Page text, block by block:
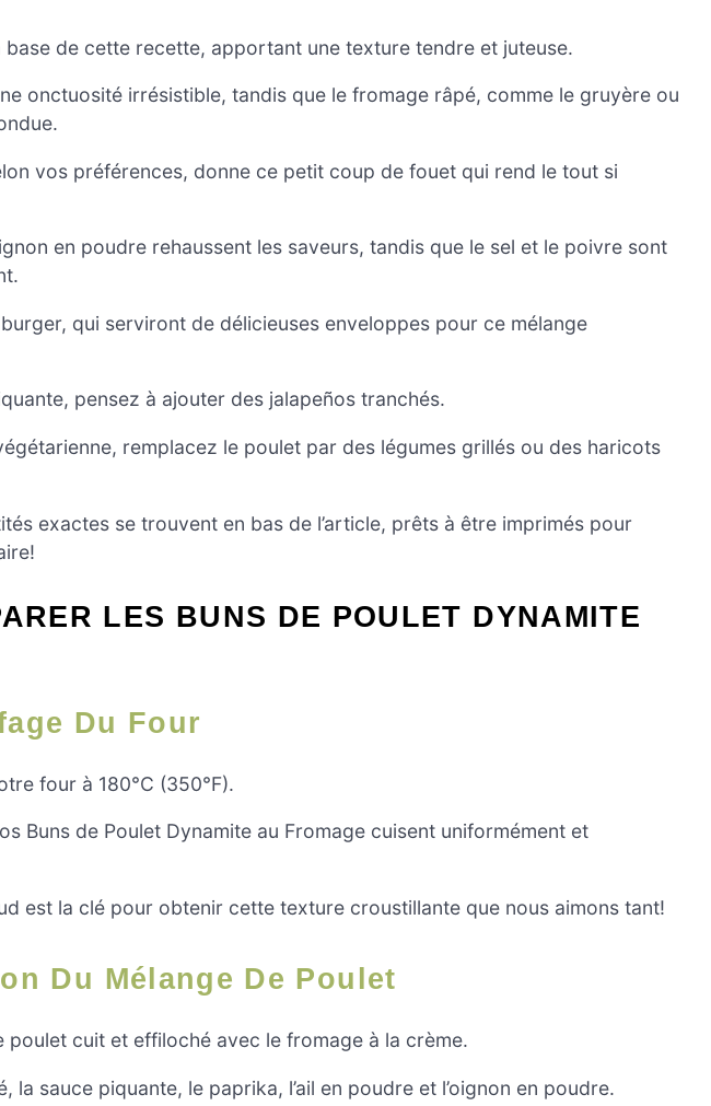
de cette recette, apportant une texture tendre et juteuse.
onctuosité irrésistible, tandis que le fromage râpé, comme le gruyère ou
vos préférences, donne ce petit coup de fouet qui rend le tout si
en poudre rehaussent les saveurs, tandis que le sel et le poivre sont
qui serviront de délicieuses enveloppes pour ce mélange
pensez à ajouter des jalapeños tranchés.
remplacez le poulet par des légumes grillés ou des haricots
exactes se trouvent en bas de l’article, prêts à être imprimés pour
LES BUNS DE POULET DYNAMITE
Du Four
four à 180°C (350°F).
Buns de Poulet Dynamite au Fromage cuisent uniformément et
est la clé pour obtenir cette texture croustillante que nous aimons tant!
Du Mélange De Poulet
poulet cuit et effiloché avec le fromage à la crème.
la sauce piquante, le paprika, l’ail en poudre et l’oignon en poudre.